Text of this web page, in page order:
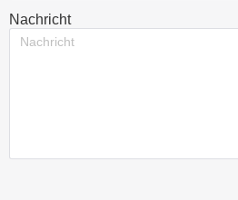
Nachricht